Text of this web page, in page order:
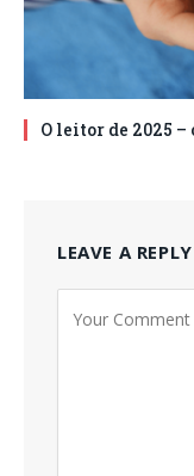
O leitor de 2025 –
LEAVE A REPLY